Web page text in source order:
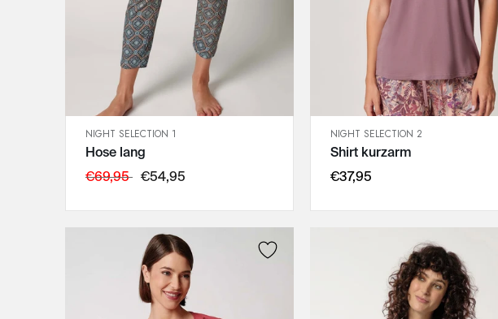
SCHNELLANSICHT
44
IN DEN WARENKORB
NIGHT SELECTION 1
Hose lang
€69,95 €54,95
SCHNELLANSICHT
IN DEN WARENKORB
NIGHT SELECTION 2
Shirt kurzarm
€37,95